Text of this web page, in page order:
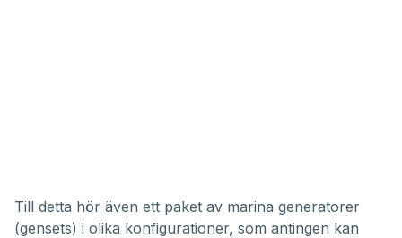
Till detta hör även ett paket av marina generatorer
(gensets) i olika konfigurationer, som antingen kan